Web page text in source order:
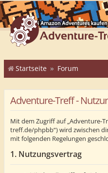
Startseite Forum
Adventure-Treff -
Mit dem Zugriff auf „Adventure-
treff.de/phpbb“) wird zwischen
mit folgenden Regelungen
1. Nutzungsvertrag